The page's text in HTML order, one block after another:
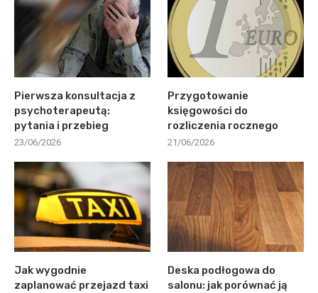
Pierwsza konsultacja z
psychoterapeutą:
pytania i przebieg
23/06/2026
Przygotowanie
księgowości do
rozliczenia rocznego
21/06/2026
Jak wygodnie
zaplanować przejazd taxi
Deska podłogowa do
salonu: jak porównać ją